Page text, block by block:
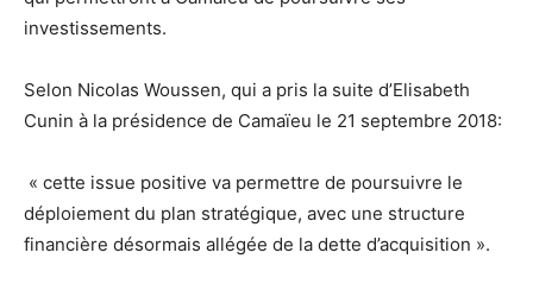
investissements.
Selon Nicolas Woussen, qui a pris la suite d’Elisabeth
Cunin à la présidence de Camaïeu le 21 septembre 2018:
« cette issue positive va permettre de poursuivre le
déploiement du plan stratégique, avec une structure
financière désormais allégée de la dette d’acquisition ».